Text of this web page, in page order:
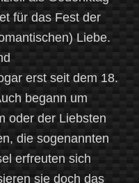
für das Fest der
Liebe.
erst seit dem 18.
begann um
oder der Liebsten
die sogenannten
erfreuten sich
sie doch das